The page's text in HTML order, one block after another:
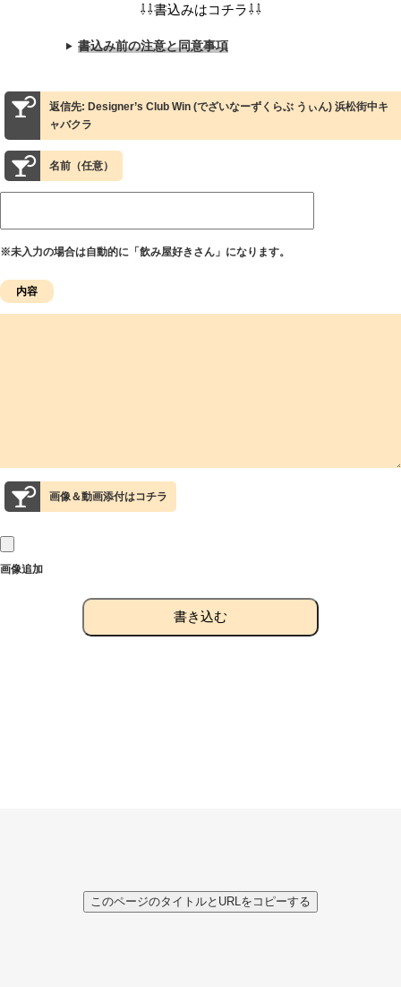
⇩⇩書込みはコチラ⇩⇩
書込み前の注意と同意事項
返信先: Designer’s Club Win (でざいなーずくらぶ うぃん) 浜松街中キ
ャバクラ
名前（任意）
※未入力の場合は自動的に「飲み屋好きさん」になります。
画像＆動画添付はコチラ
画像追加
書き込む
このページのタイトルとURLをコピーする